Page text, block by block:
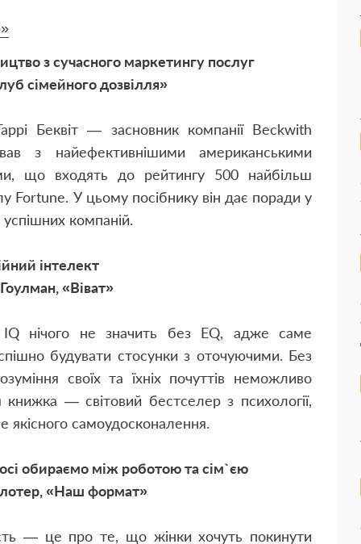
з сучасного маркетингу послуг
сімейного дозвілля»
Беквіт — засновник компанії Beckwith
з найефективнішими американськими
що входять до рейтингу 500 найбільш
Fortune. У цьому посібнику він дає поради у
компаній.
інтелект
«Віват»
нічого не значить без EQ, адже саме
будувати стосунки з оточуючими. Без
своїх та їхніх почуттів неможливо
— світовий бестселер з психології,
якісного самоудосконалення.
обираємо між роботою та сім`єю
«Наш формат»
— це про те, що жінки хочуть покинути